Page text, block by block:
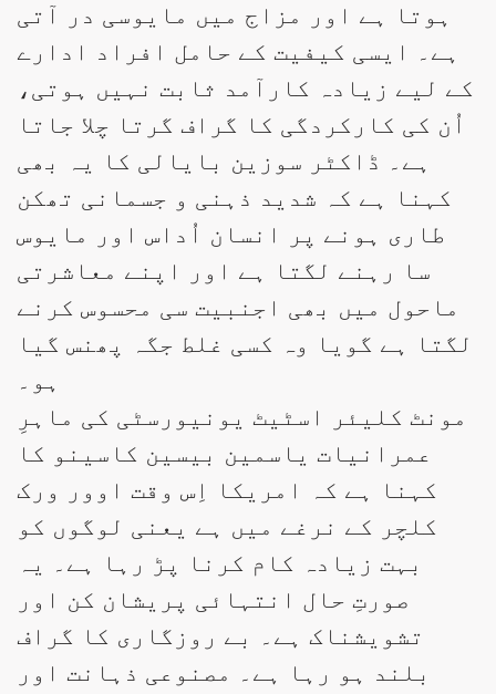
ہوتا ہے اور مزاج میں مایوسی در آتی
ہے۔ ایسی کیفیت کے حامل افراد ادارے
کے لیے زیادہ کارآمد ثابت نہیں ہوتی،
اُن کی کارکردگی کا گراف گرتا چلا جاتا
ہے۔ ڈاکٹر سوزین بایالی کا یہ بھی
کہنا ہے کہ شدید ذہنی و جسمانی تھکن
طاری ہونے پر انسان اُداس اور مایوس
سا رہنے لگتا ہے اور اپنے معاشرتی
ماحول میں بھی اجنبیت سی محسوس کرنے
لگتا ہے گویا وہ کسی غلط جگہ پھنس گیا
ہو۔
مونٹ کلیئر اسٹیٹ یونیورسٹی کی ماہرِ
عمرانیات یاسمین بیسین کاسینو کا
کہنا ہے کہ امریکا اِس وقت اوور ورک
کلچر کے نرغے میں ہے یعنی لوگوں کو
بہت زیادہ کام کرنا پڑ رہا ہے۔ یہ
صورتِ حال انتہائی پریشان کن اور
تشویشناک ہے۔ بے روزگاری کا گراف
بلند ہو رہا ہے۔ مصنوعی ذہانت اور